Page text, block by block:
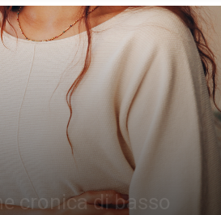
cronica di basso